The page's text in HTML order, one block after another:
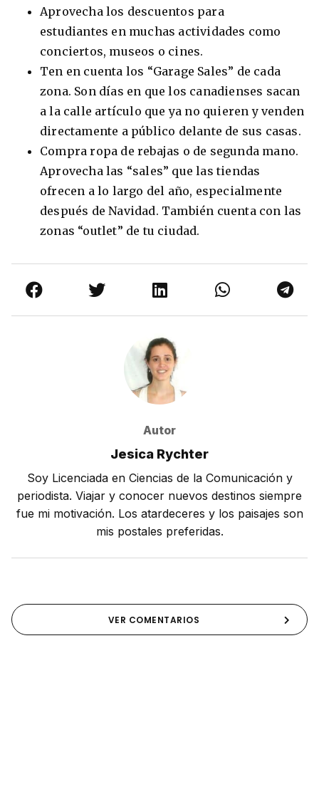
Aprovecha los descuentos para
estudiantes en muchas actividades como
conciertos, museos o cines.
Ten en cuenta los “Garage Sales” de cada
zona. Son días en que los canadienses sacan
a la calle artículo que ya no quieren y venden
directamente a público delante de sus casas.
Compra ropa de rebajas o de segunda mano.
Aprovecha las “sales” que las tiendas
ofrecen a lo largo del año, especialmente
después de Navidad. También cuenta con las
zonas “outlet” de tu ciudad.
Autor
Jesica Rychter
Soy Licenciada en Ciencias de la Comunicación y
periodista. Viajar y conocer nuevos destinos siempre
fue mi motivación. Los atardeceres y los paisajes son
mis postales preferidas.
VER COMENTARIOS